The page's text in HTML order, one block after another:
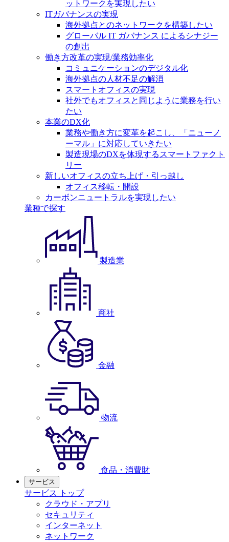
ットワークを実現したい
ITガバナンスの実現
海外拠点とのネットワークを構築したい
グローバル IT ガバナンス によるシナジー
の創出
働き方改革の実現/業務効率化
コミュニケーションのデジタル化
海外拠点の人材不足の解消
スマートオフィスの実現
社外でもオフィスと同じように業務を行い
たい
本業のDX化
業務や働き方に変革を起こし、「ニューノ
ーマル」に対応していきたい
製造現場のDXを体現するスマートファクト
リー
新しいオフィスの立ち上げ・引っ越し
オフィス移転・開設
カーボンニュートラルを実現したい
業種で探す
製造業
商社
金融
物流
食品・消費財
サービス
サービス トップ
クラウド・アプリ
セキュリティ
インターネット
ネットワーク